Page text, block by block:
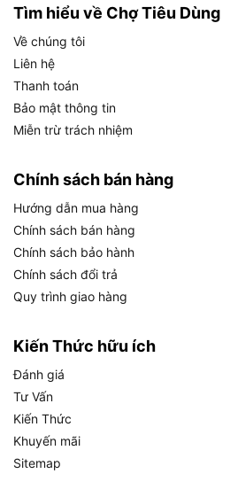
từ thép tốc độ cao, đảm
và khả năng chịu nhiệt khi
Thiết kế 24 răng/inch:
cứng, mang lại đường cắt
Khả năng chống gỉ: Bề
chống oxi hóa, phù hợp
Kích thước chuẩn
hết các loại cưa tay và
Tính năng kỹ thuật chi tiết
Số lượng lưỡi: Bộ 10 lưỡi,
dụng lâu dài, tiết kiệm chi
Độ dày lưỡi: 0.65mm,
cứng cáp khi cắt.
Số răng: 24 răng/inch, lý
nhôm và hợp kim mỏng.
Cơ chế thay lưỡi nhanh:
thay thế nhờ thiết kế cố
Tìm hiểu về Chợ Tiêu Dùng
Về chúng tôi
Liên hệ
Thanh toán
Bảo mật thông tin
Miễn trừ trách nhiệm
Chính sách bán hàng
Hướng dẫn mua hàng
Chính sách bán hàng
Chính sách bảo hành
Chính sách đổi trả
Quy trình giao hàng
Kiến Thức hữu ích
Đánh giá
Tư Vấn
Kiến Thức
Khuyến mãi
Sitemap